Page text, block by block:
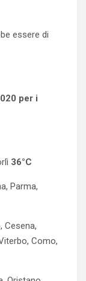
essere di
per i
36°C
Parma,
Cesena,
Como,